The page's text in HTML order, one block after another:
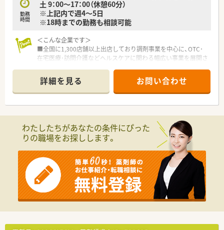
務に集中できる時間を確保する取り組みを行っています。
■がんや糖尿病などの専門領域に特化した研修や、病院での実務
研修など多様な研修プログラムを選択して受講できます。
り、新しい技術やシステムを積極的に導入している企業です。
勤務
時間
土 9：00～17：00（休憩60分）
※上記内で週4～5日
※18時までの勤務も相談可能
＜こんな企業です＞
■全国に1,300店舗以上出店しており調剤事業を中心に、OTC･
在宅医療･訪問介護などヘルスケアに関わる幅広い事業を展開さ
■1薬局あたりの薬剤師数が平均5,5人と多めに配置しており安
心して勤務する事が可能です。また1名あたりの平均処方箋枚数
が18枚/日と少なめです
■監査等をしっかりと行う事が出来る環境のため過誤率は驚異
■中途入社の方には店舗でのOJTシートによる研修と会社全体
での研修等の様々な研修がございます
■調剤研修以外、OTCについても学習できる環境があり、OTC事
業を幅広く展開している強みがあります
■夏季と冬季に連続休暇（有給の取得率向上）を推進する制度を
導入しており有給消化を含めると実質年間休日120日以上でプ
ライベートの時間も確保できます
詳細を見る お問い合わせ
わたしたちがあなたの条件にぴった
りの職場をお探しします。